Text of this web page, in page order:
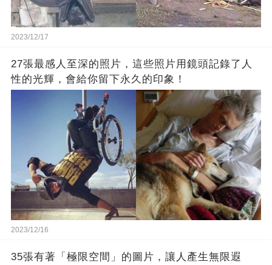
2023/12/17
27張最感人至深的照片，這些照片用鏡頭記錄了人
性的光輝，會給你留下永久的印象！
2023/12/16
35張有著「極限空間」的圖片，讓人產生無限遐